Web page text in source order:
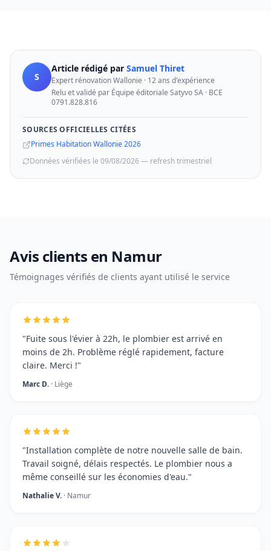
S
Article rédigé par Samuel Thiret
Expert rénovation Wallonie · 12 ans d'expérience
Relu et validé par Équipe éditoriale Satyvo SA · BCE
0791.828.816
SOURCES OFFICIELLES CITÉES
Primes Habitation Wallonie 2026
Données vérifiées le 09/08/2026 — refresh trimestriel
Avis clients en Namur
Témoignages vérifiés de clients ayant utilisé le service
"Fuite sous l'évier à 22h, le plombier est arrivé en
moins de 2h. Problème réglé rapidement, facture
claire. Merci !"
Marc D. · Liège
"Installation complète de notre nouvelle salle de bain.
Travail soigné, délais respectés. Le plombier nous a
même conseillé sur les économies d'eau."
Nathalie V. · Namur